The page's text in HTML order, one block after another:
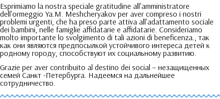
Esprimiamo la nostra speciale gratitudine all'amministratore
dell'ormeggio Ya.M. Meshcheryakov per aver compreso i nostri
problemi urgenti, che ha preso parte attiva all'adattamento sociale
dei bambini, nelle famiglie affidatarie e affidatarie. Consideriamo
molto importante lo svolgimento di tali azioni di beneficenza., так
как они являются предпосылкой устойчивого интереса детей к
родному городу способствуют их социальному развитию
Grazie per aver contribuito al destino dei social – незащищенных
семей Санкт -Петербурга. Надеемся на дальнейшее
сотрудничество.